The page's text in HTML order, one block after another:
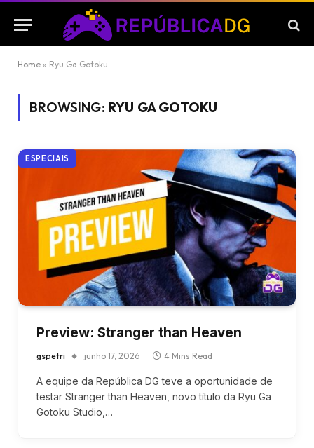
Home » Ryu Ga Gotoku
BROWSING: RYU GA GOTOKU
ESPECIAIS
Preview: Stranger than Heaven
gspetri junho 17, 2026 4 Mins Read
A equipe da República DG teve a oportunidade de
testar Stranger than Heaven, novo título da Ryu Ga
Gotoku Studio,…